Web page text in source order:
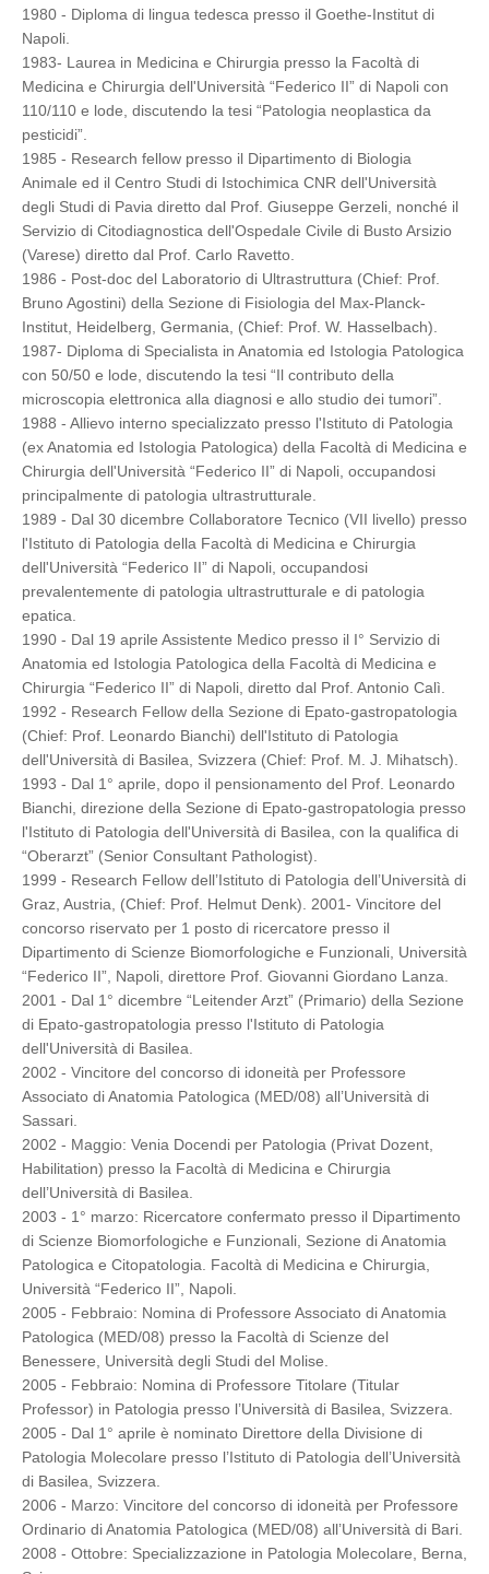
1980 - Diploma di lingua tedesca presso il Goethe-Institut di
Napoli.
1983- Laurea in Medicina e Chirurgia presso la Facoltà di
Medicina e Chirurgia dell'Università “Federico II” di Napoli con
110/110 e lode, discutendo la tesi “Patologia neoplastica da
pesticidi”.
1985 - Research fellow presso il Dipartimento di Biologia
Animale ed il Centro Studi di Istochimica CNR dell'Università
degli Studi di Pavia diretto dal Prof. Giuseppe Gerzeli, nonché il
Servizio di Citodiagnostica dell'Ospedale Civile di Busto Arsizio
(Varese) diretto dal Prof. Carlo Ravetto.
1986 - Post-doc del Laboratorio di Ultrastruttura (Chief: Prof.
Bruno Agostini) della Sezione di Fisiologia del Max-Planck-
Institut, Heidelberg, Germania, (Chief: Prof. W. Hasselbach).
1987- Diploma di Specialista in Anatomia ed Istologia Patologica
con 50/50 e lode, discutendo la tesi “Il contributo della
microscopia elettronica alla diagnosi e allo studio dei tumori”.
1988 - Allievo interno specializzato presso l'Istituto di Patologia
(ex Anatomia ed Istologia Patologica) della Facoltà di Medicina e
Chirurgia dell'Università “Federico II” di Napoli, occupandosi
principalmente di patologia ultrastrutturale.
1989 - Dal 30 dicembre Collaboratore Tecnico (VII livello) presso
l'Istituto di Patologia della Facoltà di Medicina e Chirurgia
dell'Università “Federico II” di Napoli, occupandosi
prevalentemente di patologia ultrastrutturale e di patologia
epatica.
1990 - Dal 19 aprile Assistente Medico presso il I° Servizio di
Anatomia ed Istologia Patologica della Facoltà di Medicina e
Chirurgia “Federico II” di Napoli, diretto dal Prof. Antonio Calì.
1992 - Research Fellow della Sezione di Epato-gastropatologia
(Chief: Prof. Leonardo Bianchi) dell'Istituto di Patologia
dell'Università di Basilea, Svizzera (Chief: Prof. M. J. Mihatsch).
1993 - Dal 1° aprile, dopo il pensionamento del Prof. Leonardo
Bianchi, direzione della Sezione di Epato-gastropatologia presso
l'Istituto di Patologia dell'Università di Basilea, con la qualifica di
“Oberarzt” (Senior Consultant Pathologist).
1999 - Research Fellow dell’Istituto di Patologia dell’Università di
Graz, Austria, (Chief: Prof. Helmut Denk). 2001- Vincitore del
concorso riservato per 1 posto di ricercatore presso il
Dipartimento di Scienze Biomorfologiche e Funzionali, Università
“Federico II”, Napoli, direttore Prof. Giovanni Giordano Lanza.
2001 - Dal 1° dicembre “Leitender Arzt” (Primario) della Sezione
di Epato-gastropatologia presso l'Istituto di Patologia
dell'Università di Basilea.
2002 - Vincitore del concorso di idoneità per Professore
Associato di Anatomia Patologica (MED/08) all’Università di
Sassari.
2002 - Maggio: Venia Docendi per Patologia (Privat Dozent,
Habilitation) presso la Facoltà di Medicina e Chirurgia
dell’Università di Basilea.
2003 - 1° marzo: Ricercatore confermato presso il Dipartimento
di Scienze Biomorfologiche e Funzionali, Sezione di Anatomia
Patologica e Citopatologia. Facoltà di Medicina e Chirurgia,
Università “Federico II”, Napoli.
2005 - Febbraio: Nomina di Professore Associato di Anatomia
Patologica (MED/08) presso la Facoltà di Scienze del
Benessere, Università degli Studi del Molise.
2005 - Febbraio: Nomina di Professore Titolare (Titular
Professor) in Patologia presso l’Università di Basilea, Svizzera.
2005 - Dal 1° aprile è nominato Direttore della Divisione di
Patologia Molecolare presso l’Istituto di Patologia dell’Università
di Basilea, Svizzera.
2006 - Marzo: Vincitore del concorso di idoneità per Professore
Ordinario di Anatomia Patologica (MED/08) all’Università di Bari.
2008 - Ottobre: Specializzazione in Patologia Molecolare, Berna,